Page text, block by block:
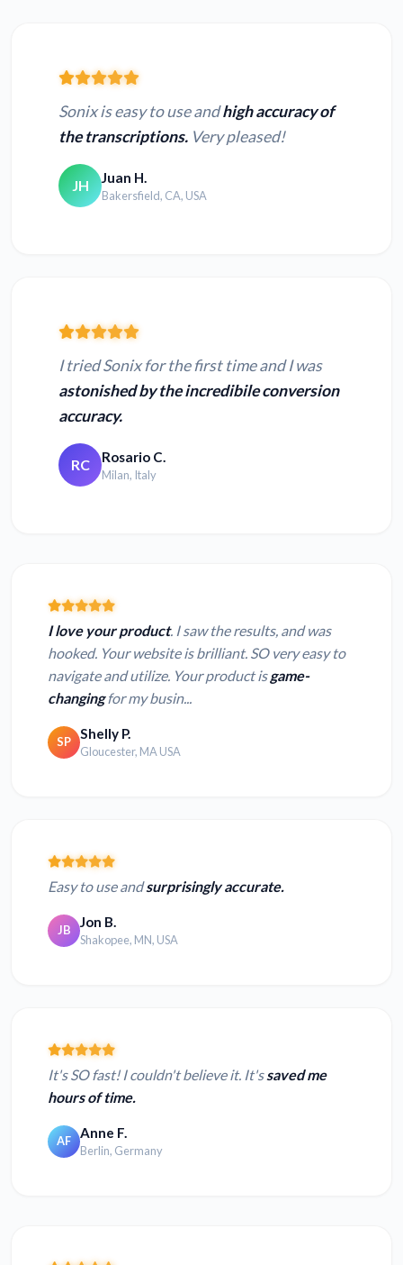
Sonix is easy to use andhigh accuracy of
the transcriptions. Very pleased!
JH Juan H.
Bakersfield, CA, USA
I tried Sonix for the first time and I was
astonished by the incredibile conversion
accuracy.
RC Rosario C.
Milan, Italy
I love your product. I saw the results, and was
hooked. Your website is brilliant. SO very easy to
navigate and utilize. Your product isgame-
changingfor my busin...
SP Shelly P.
Gloucester, MA USA
Easy to use andsurprisingly accurate.
JB Jon B.
Shakopee, MN, USA
It's SO fast! I couldn't believe it. It'ssaved me
hours of time.
AF Anne F.
Berlin, Germany